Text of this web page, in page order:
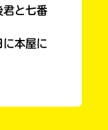
君と七番
に本屋に